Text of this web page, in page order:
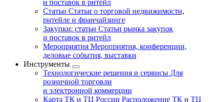
и поставок в ритейл
Статьи Статьи о торговой недвижимости,
ритейле и франчайзинге
Закупки: статьи Статьи рынка закупок
и поставок в ритейл
Мероприятия Мероприятия, конференции,
деловые события, выставки
Инструменты
Технологические решения и сервисы Для
розничной торговли
и электронной коммерции
Карта ТК и ТЦ России Расположение ТК и ТЦ